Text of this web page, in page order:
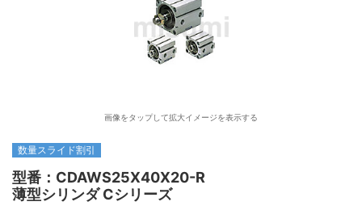
画像をタップして拡大イメージを表示する
数量スライド割引
型番：CDAWS25X40X20-R
薄型シリンダ Cシリーズ